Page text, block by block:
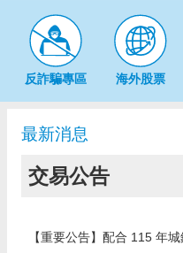
反詐騙專區 海外股票
最新消息
交易公告
【重要公告】配合 115 年